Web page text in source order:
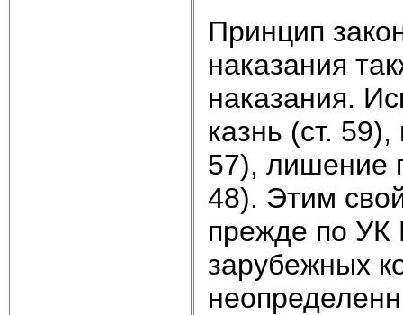
Принцип
наказания
наказания.
казнь (ст.
57), лишение
48). Этим
прежде по УК
зарубежных